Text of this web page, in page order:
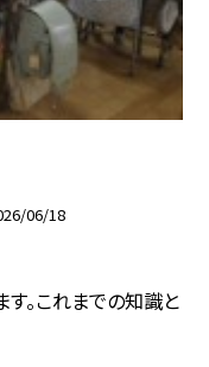
06/18
。これまでの知識と